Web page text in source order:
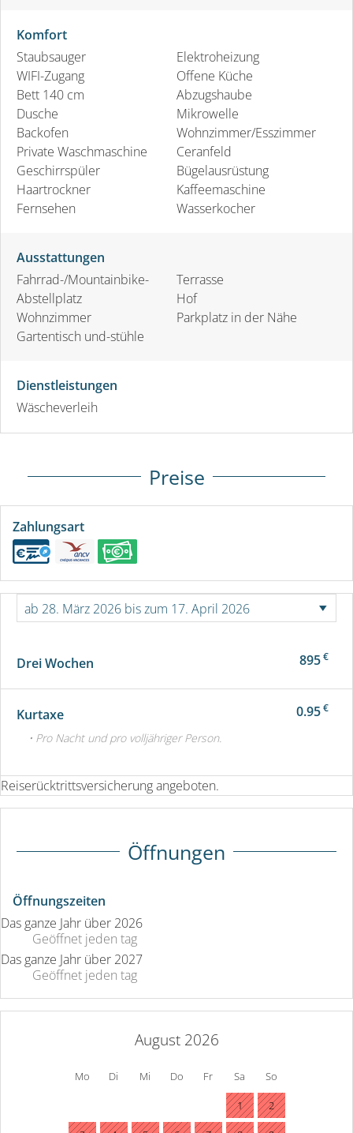
Komfort
Staubsauger
WIFI-Zugang
Bett 140 cm
Dusche
Backofen
Private Waschmaschine
Geschirrspüler
Haartrockner
Fernsehen
Elektroheizung
Offene Küche
Abzugshaube
Mikrowelle
Wohnzimmer/Esszimmer
Ceranfeld
Bügelausrüstung
Kaffeemaschine
Wasserkocher
Ausstattungen
Fahrrad-/Mountainbike-
Abstellplatz
Wohnzimmer
Gartentisch und-stühle
Terrasse
Hof
Parkplatz in der Nähe
Dienstleistungen
Wäscheverleih
Preise
Zahlungsart
Drei Wochen 895€
Kurtaxe 0.95€
• Pro Nacht und pro volljähriger Person.
Reiserücktrittsversicherung angeboten.
Öffnungen
Öffnungszeiten
Das ganze Jahr über 2026
Geöffnet jeden tag
Das ganze Jahr über 2027
Geöffnet jeden tag
August 2026
Mo Di Mi Do Fr Sa So
1 2